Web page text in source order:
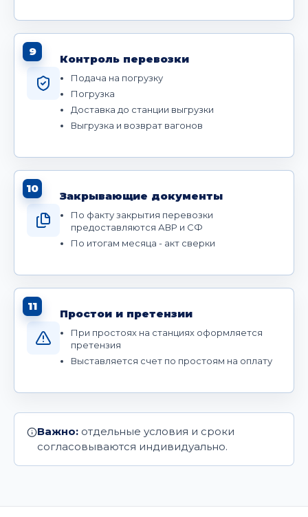
9
Контроль перевозки
Подача на погрузку
Погрузка
Доставка до станции выгрузки
Выгрузка и возврат вагонов
10
Закрывающие документы
По факту закрытия перевозки
предоставляются АВР и СФ
По итогам месяца - акт сверки
11
Простои и претензии
При простоях на станциях оформляется
претензия
Выставляется счет по простоям на оплату
Важно: отдельные условия и сроки
согласовываются индивидуально.